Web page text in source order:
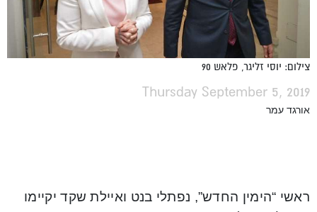
צילום: יוסי זליגר, פלאש 90
Thursday September 5, 2019
אורגד עמר
ראשי “הימין החדש”, נפתלי בנט ואיילת שקד יקיימו